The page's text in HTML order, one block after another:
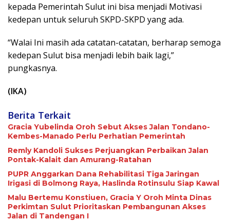
kepada Pemerintah Sulut ini bisa menjadi Motivasi
kedepan untuk seluruh SKPD-SKPD yang ada.
“Walai Ini masih ada catatan-catatan, berharap semoga
kedepan Sulut bisa menjadi lebih baik lagi,”
pungkasnya.
(IKA)
Berita Terkait
Gracia Yubelinda Oroh Sebut Akses Jalan Tondano-
Kembes-Manado Perlu Perhatian Pemerintah
Remly Kandoli Sukses Perjuangkan Perbaikan Jalan
Pontak-Kalait dan Amurang-Ratahan
PUPR Anggarkan Dana Rehabilitasi Tiga Jaringan
Irigasi di Bolmong Raya, Haslinda Rotinsulu Siap Kawal
Malu Bertemu Konstiuen, Gracia Y Oroh Minta Dinas
Perkimtan Sulut Prioritaskan Pembangunan Akses
Jalan di Tandengan I